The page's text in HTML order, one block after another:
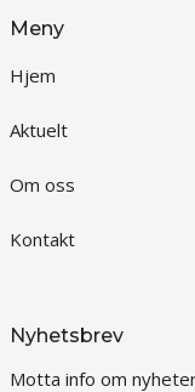
Meny
Hjem
Aktuelt
Om oss
Kontakt
Nyhetsbrev
Motta info om